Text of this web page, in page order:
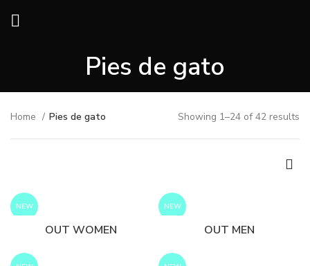
Pies de gato
Home Pies de gato Showing 1–24 of 42 results
NEW
OUT WOMEN
NEW
OUT MEN